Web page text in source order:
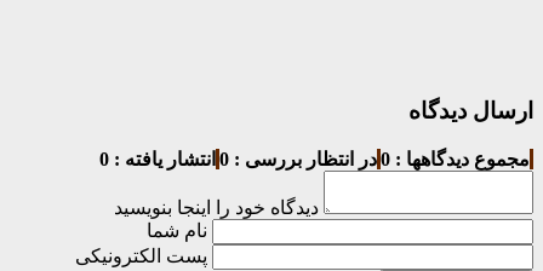
ارسال دیدگاه
مجموع دیدگاهها : 0 در انتظار بررسی : 0 انتشار یافته : 0
دیدگاه خود را اینجا بنویسید
نام شما
پست الکترونیکی